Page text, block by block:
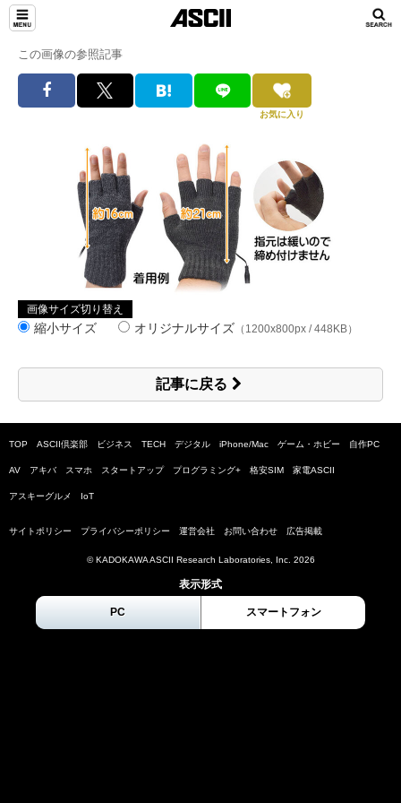
この画像の参照記事
お気に入り
画像サイズ切り替え
縮小サイズ オリジナルサイズ （1200x800px / 448KB）
記事に戻る
TOP ASCII倶楽部 ビジネス TECH デジタル iPhone/Mac ゲーム・ホビー 自作PC
AV アキバ スマホ スタートアップ プログラミング+ 格安SIM 家電ASCII
アスキーグルメ IoT
サイトポリシー プライバシーポリシー 運営会社 お問い合わせ 広告掲載
© KADOKAWA ASCII Research Laboratories, Inc. 2026
表示形式
PC スマートフォン